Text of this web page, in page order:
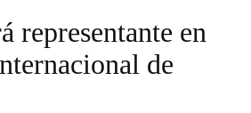
representante en
de